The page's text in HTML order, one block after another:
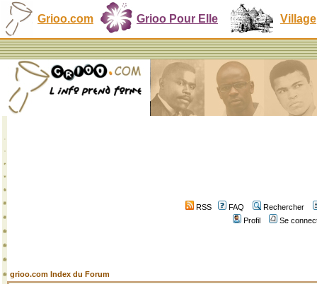
Grioo.com Grioo Pour Elle Village
RSS FAQ
Rechercher
Profil
Se
grioo.com Index du Forum